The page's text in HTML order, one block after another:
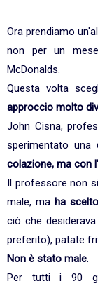
Ora prendiamo
non per un
McDonalds.
Questa volta
approccio molto
John Cisna,
sperimentato una
colazione, ma con
Il professore non
male, ma ha scelto
ciò che
preferito), patate
Non è stato male.
Per tutti i 90